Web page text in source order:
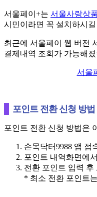
서울페이+는 서울사랑상
시민이라면 꼭 설치하시
최근에 서울페이 웹 버전
결제내역 조회가 가능해
서울
포인트 전환 신청 방법
포인트 전환 신청 방법은
손목닥터9988 앱 접
포인트 내역화면에서
전환 포인트 입력 후
* 최소 전환 포인트